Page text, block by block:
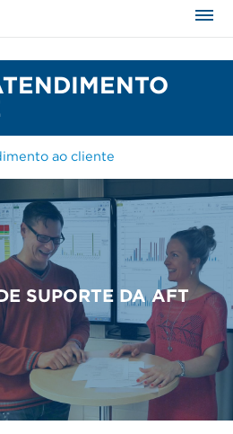
ao cliente
SUPORTE DA AFT